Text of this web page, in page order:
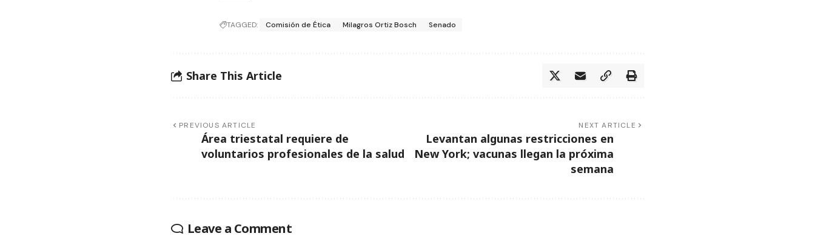
TAGGED: Comisión de Ética Milagros Ortiz Bosch Senado
Share This Article
PREVIOUS ARTICLE
Área triestatal requiere de
voluntarios profesionales de la salud
NEXT ARTICLE
Levantan algunas restricciones en
New York; vacunas llegan la próxima
semana
Leave a Comment